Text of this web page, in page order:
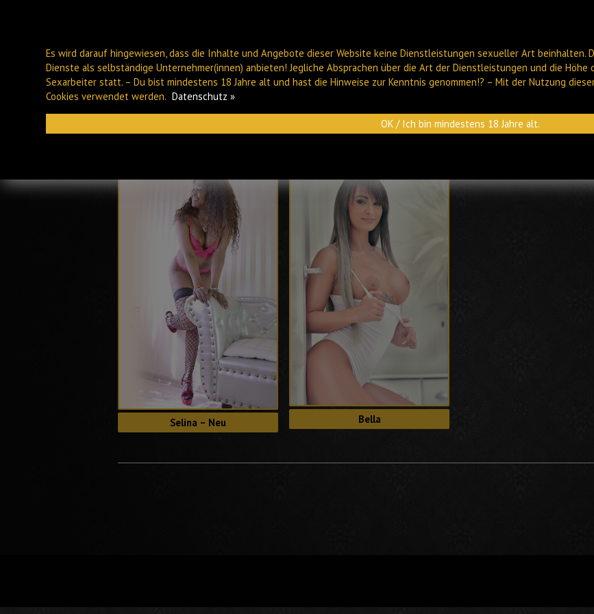
PLAUEN HOF
Selina – Neu Bella
Es wird darauf hingewiesen, dass die Inhalte und Angebote dieser Website keine Dienstleistungen sexueller Art beinhalten.
Dienste als selbständige Unternehmer(innen) anbieten! Jegliche Absprachen über die Art der Dienstleistungen und die
Sexarbeiter statt. – Du bist mindestens 18 Jahre alt und hast die Hinweise zur Kenntnis genommen!? – Mit der Nutzung
Cookies verwendet werden. Datenschutz »
OK / Ich bin mindestens 18 Jahre alt.